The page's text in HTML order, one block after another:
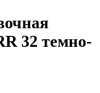
32 темно-